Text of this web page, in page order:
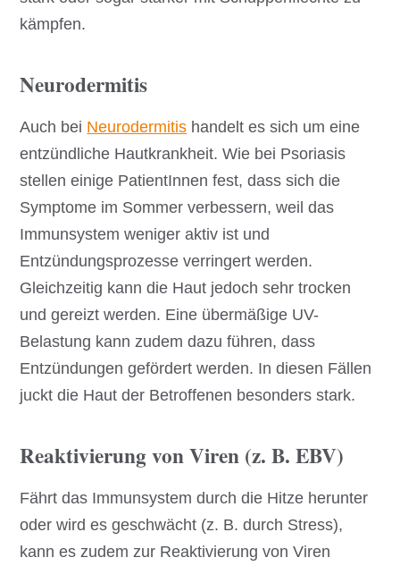
kämpfen.
Neurodermitis
Auch bei Neurodermitis handelt es sich um eine
entzündliche Hautkrankheit. Wie bei Psoriasis
stellen einige PatientInnen fest, dass sich die
Symptome im Sommer verbessern, weil das
Immunsystem weniger aktiv ist und
Entzündungsprozesse verringert werden.
Gleichzeitig kann die Haut jedoch sehr trocken
und gereizt werden. Eine übermäßige UV-
Belastung kann zudem dazu führen, dass
Entzündungen gefördert werden. In diesen Fällen
juckt die Haut der Betroffenen besonders stark.
Reaktivierung von Viren (z. B. EBV)
Fährt das Immunsystem durch die Hitze herunter
oder wird es geschwächt (z. B. durch Stress),
kann es zudem zur Reaktivierung von Viren